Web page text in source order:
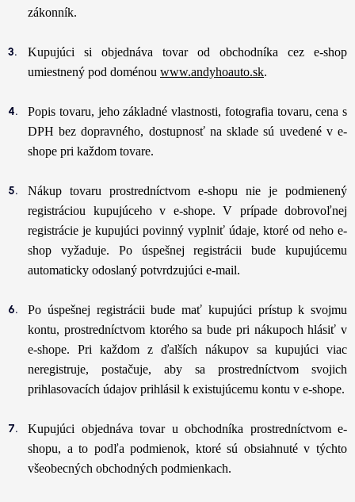
zákonník.
Kupujúci si objednáva tovar od obchodníka cez e-shop
umiestnený pod doménou www.andyhoauto.sk.
Popis tovaru, jeho základné vlastnosti, fotografia tovaru, cena s
DPH bez dopravného, dostupnosť na sklade sú uvedené v e-
shope pri každom tovare.
Nákup tovaru prostredníctvom e-shopu nie je podmienený
registráciou kupujúceho v e-shope. V prípade dobrovoľnej
registrácie je kupujúci povinný vyplniť údaje, ktoré od neho e-
shop vyžaduje. Po úspešnej registrácii bude kupujúcemu
automaticky odoslaný potvrdzujúci e-mail.
Po úspešnej registrácii bude mať kupujúci prístup k svojmu
kontu, prostredníctvom ktorého sa bude pri nákupoch hlásiť v
e-shope. Pri každom z ďalších nákupov sa kupujúci viac
neregistruje, postačuje, aby sa prostredníctvom svojich
prihlasovacích údajov prihlásil k existujúcemu kontu v e-shope.
Kupujúci objednáva tovar u obchodníka prostredníctvom e-
shopu, a to podľa podmienok, ktoré sú obsiahnuté v týchto
všeobecných obchodných podmienkach.